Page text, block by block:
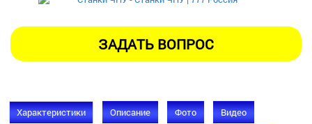
Характеристики Описание Фото Видео